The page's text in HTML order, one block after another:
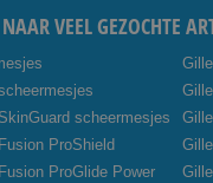
VEEL GEZOCHTE
scheermesjes
ProShield
ProGlide Power